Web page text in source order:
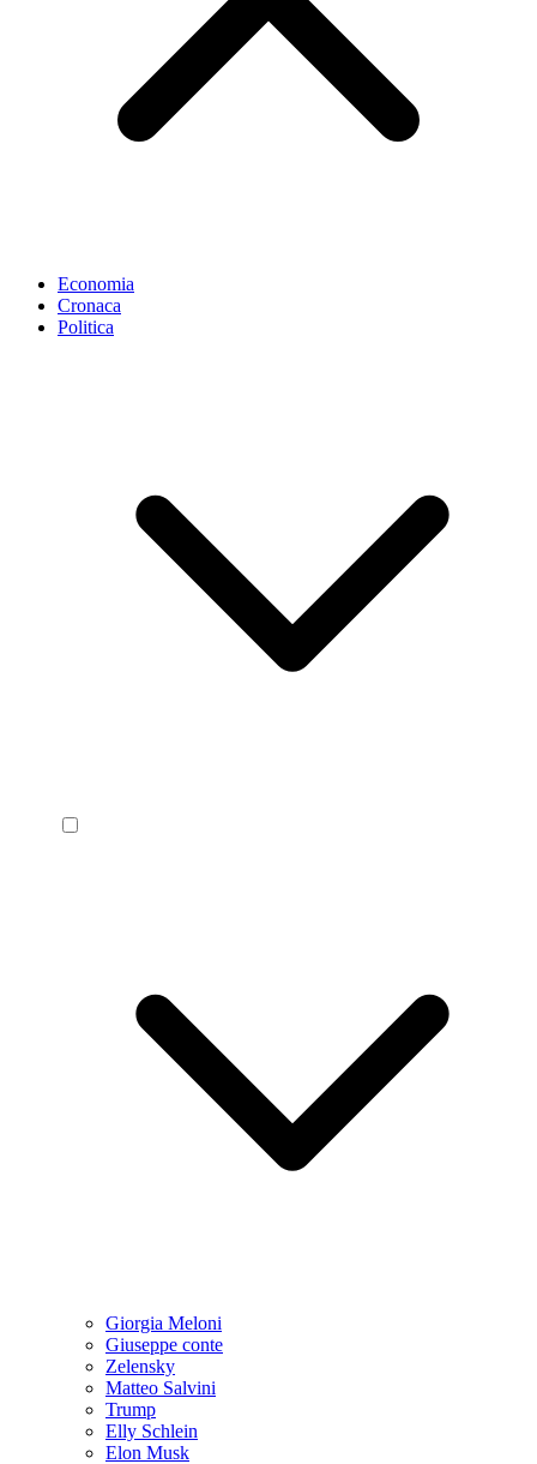
Economia
Cronaca
Politica
Giorgia Meloni
Giuseppe conte
Zelensky
Matteo Salvini
Trump
Elly Schlein
Elon Musk